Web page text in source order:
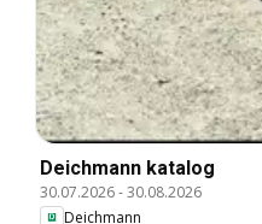
Deichmann katalog
30.07.2026-30.08.2026
Deichmann